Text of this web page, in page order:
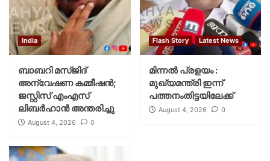
India
ബാബറി മസ്ജിദ്
അന്വേഷണ കമ്മീഷന്‍;
ജസ്റ്റിസ് എംഎസ്
ലിബര്‍ഹാന്‍ അന്തരിച്ചു
August 4, 2026 0
Flash Story Latest News
മിന്നല്‍ പ്രളയം :
മുഖ്യമന്ത്രി ഇന്ന്
പത്തനംതിട്ടയിലേക്ക്
August 4, 2026 0